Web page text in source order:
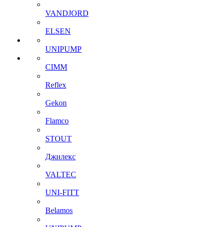
VANDJORD
ELSEN
UNIPUMP
CIMM
Reflex
Gekon
Flamco
STOUT
Джилекс
VALTEC
UNI-FITT
Belamos